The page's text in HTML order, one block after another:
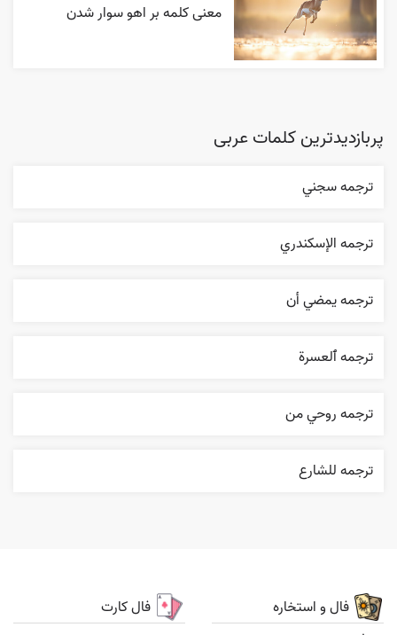
معنی کلمه بر اهو سوار شدن
پربازدیدترین کلمات عربی
ترجمه سجني
ترجمه الإسکندري
ترجمه يمضي أن
ترجمه ٱلعسرة
ترجمه روحي من
ترجمه للشارع
فال و استخاره فال کارت